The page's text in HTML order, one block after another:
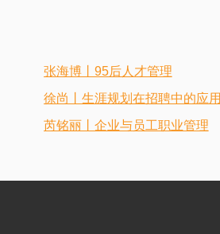
张海博丨95后人才管理
徐尚丨生涯规划在招聘中的应用
芮铭丽丨企业与员工职业管理